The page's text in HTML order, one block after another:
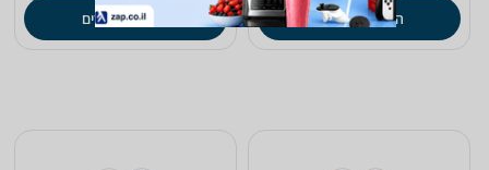
השוואת מחירים השוואת מחירים